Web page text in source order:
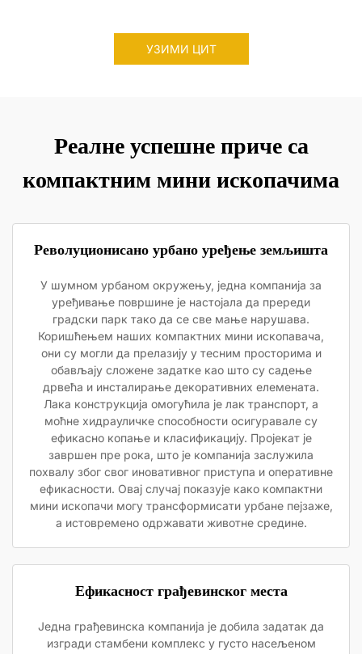
УЗИМИ ЦИТ
Реалне успешне приче са
компактним мини ископачима
Револуционисано урбано уређење земљишта
У шумном урбаном окружењу, једна компанија за
уређивање површине је настојала да пререди
градски парк тако да се све мање нарушава.
Коришћењем наших компактних мини ископавача,
они су могли да прелазију у тесним просторима и
обављају сложене задатке као што су садење
дрвећа и инсталирање декоративних елемената.
Лака конструкција омогућила је лак транспорт, а
моћне хидрауличке способности осигуравале су
ефикасно копање и класификацију. Пројекат је
завршен пре рока, што је компанија заслужила
похвалу због свог иновативног приступа и оперативне
ефикасности. Овај случај показује како компактни
мини ископачи могу трансформисати урбане пејзаже,
а истовремено одржавати животне средине.
Ефикасност грађевинског места
Једна грађевинска компанија је добила задатак да
изгради стамбени комплекс у густо насељеном